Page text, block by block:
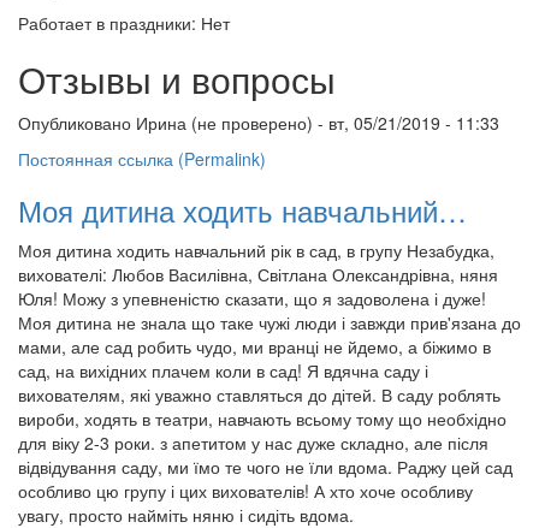
Работает в праздники: Нет
Отзывы и вопросы
Опубликовано Ирина (не проверено) - вт, 05/21/2019 - 11:33
Постоянная ссылка (Permalink)
Моя дитина ходить навчальний…
Моя дитина ходить навчальний рік в сад, в групу Незабудка,
вихователі: Любов Василівна, Світлана Олександрівна, няня
Юля! Можу з упевненістю сказати, що я задоволена і дуже!
Моя дитина не знала що таке чужі люди і завжди прив'язана до
мами, але сад робить чудо, ми вранці не йдемо, а біжимо в
сад, на вихідних плачем коли в сад! Я вдячна саду і
вихователям, які уважно ставляться до дітей. В саду роблять
вироби, ходять в театри, навчають всьому тому що необхідно
для віку 2-3 роки. з апетитом у нас дуже складно, але після
відвідування саду, ми їмо те чого не їли вдома. Раджу цей сад
особливо цю групу і цих вихователів! А хто хоче особливу
увагу, просто найміть няню і сидіть вдома.